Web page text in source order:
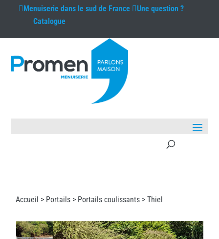
Menuiseriedans le sud de France
Une question ?
Catalogue
Accueil > Portails > Portails coulissants > Thiel